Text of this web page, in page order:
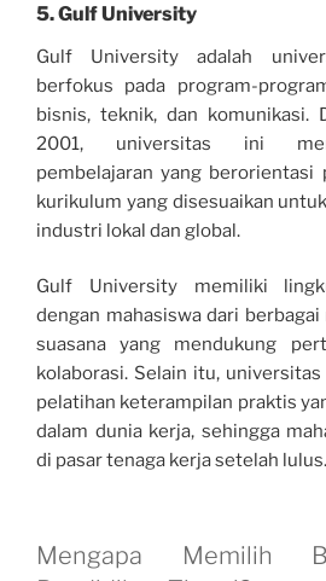
5.Gulf University
Gulf University adalah
berfokus pada program-
bisnis, teknik, dan komunikasi.
2001, universitas ini
pembelajaran yang berorientasi
kurikulum yang disesuaikan
industri lokal dan global.
Gulf University memiliki
dengan mahasiswa dari
suasana yang mendukung
kolaborasi. Selain itu,
pelatihan keterampilan praktis
dalam dunia kerja, sehingga
di pasar tenaga kerja setelah lulus.
Mengapa Memilih